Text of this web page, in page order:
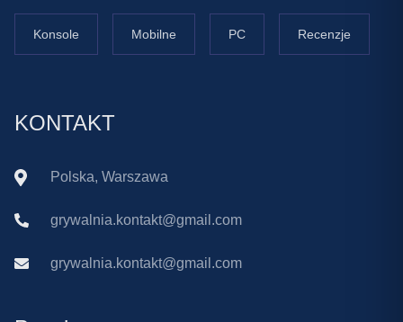
Konsole Mobilne PC Recenzje
KONTAKT
Polska, Warszawa
grywalnia.kontakt@gmail.com
grywalnia.kontakt@gmail.com